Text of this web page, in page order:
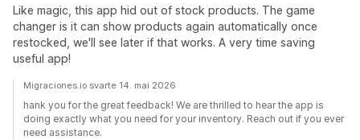
Like magic, this app hid out of stock products. The game
changer is it can show products again automatically once
restocked, we'll see later if that works. A very time saving
useful app!
Migraciones.io svarte 14. mai 2026
hank you for the great feedback! We are thrilled to hear the app is
doing exactly what you need for your inventory. Reach out if you ever
need assistance.